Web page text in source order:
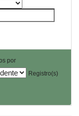
por
Registro(s)